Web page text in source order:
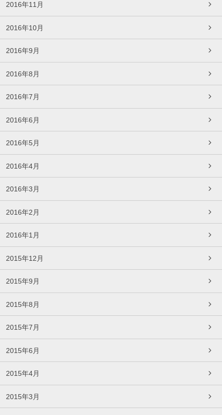
2016年11月
2016年10月
2016年9月
2016年8月
2016年7月
2016年6月
2016年5月
2016年4月
2016年3月
2016年2月
2016年1月
2015年12月
2015年9月
2015年8月
2015年7月
2015年6月
2015年4月
2015年3月